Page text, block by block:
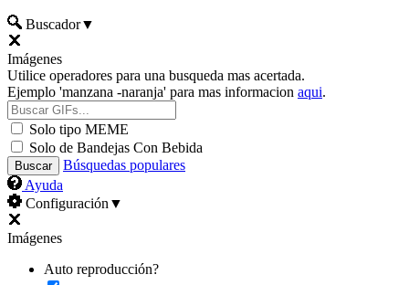
Buscador▼
Imágenes
Utilice operadores para una busqueda mas acertada.
Ejemplo 'manzana -naranja' para mas informacion aqui.
Solo tipo MEME
Solo de Bandejas Con Bebida
Búsquedas populares
Ayuda
Configuración ▼
Imágenes
Auto reproducción?